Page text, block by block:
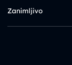
Zanimljivo